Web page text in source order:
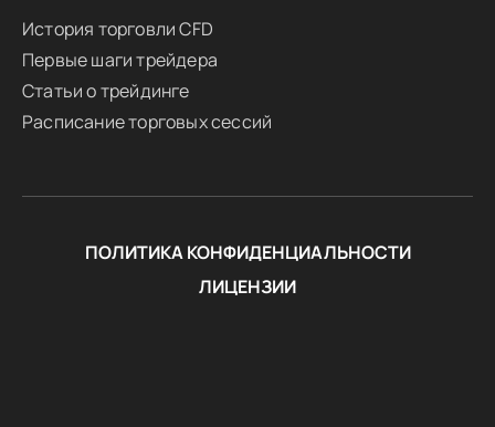
История торговли CFD
Первые шаги трейдера
Статьи о трейдинге
Расписание торговых сессий
ПОЛИТИКА КОНФИДЕНЦИАЛЬНОСТИ
ЛИЦЕНЗИИ